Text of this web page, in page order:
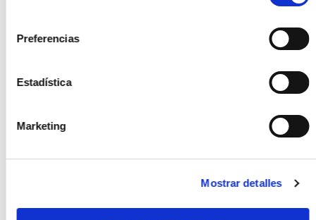
Preferencias
Estadística
Marketing
Mostrar detalles
viviendas
energéticas, es importante que conozcas que la A y B son